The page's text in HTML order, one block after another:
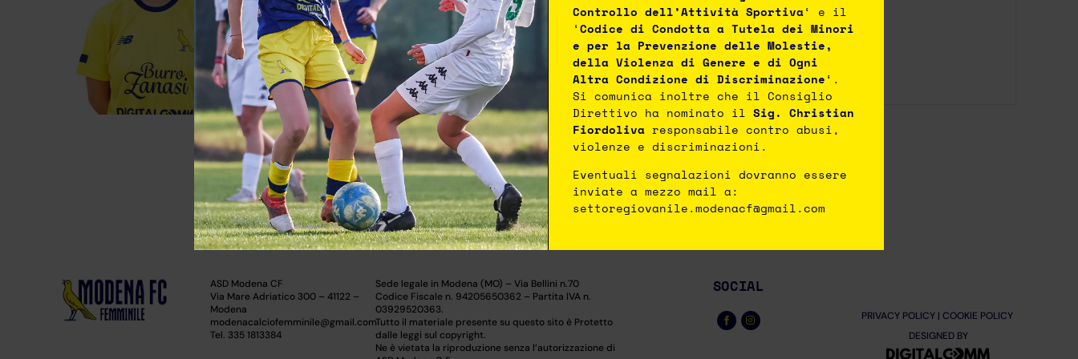
Esordienti
Pulcine
Squadra corrente
Modena
Campionati
Eccellenza
Stagioni
2022 - 2023
ASD Modena CF
Via Mare Adriatico 300 – 41122 –
Modena
modenacalciofemminile@gmail.com
Tel. 335 1813384
Sede legale in Modena (MO) – Via Bellini n.70
Codice Fiscale n. 94205650362 – Partita IVA n.
03929520363.
Tutto il materiale presente su questo sito è Protetto
dalle leggi sul copyright.
Ne è vietata la riproduzione senza l’autorizzazione di
SOCIAL
PRIVACY POLICY| COOKIE POLICY
DESIGNED BY
Controllo dell’Attività Sportiva‘ e il
‘Codice di Condotta a Tutela dei Minori
e per la Prevenzione delle Molestie,
della Violenza di Genere e di Ogni
Altra Condizione di Discriminazione‘.
Si comunica inoltre che il Consiglio
Direttivo ha nominato il Sig. Christian
Fiordolivaresponsabile contro abusi,
violenze e discriminazioni.
Eventuali segnalazioni dovranno essere
inviate a mezzo mail a:
settoregiovanile.modenacf@gmail.com